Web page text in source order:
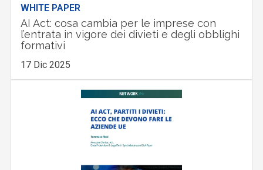
WHITE PAPER
AI Act: cosa cambia per le imprese con
l’entrata in vigore dei divieti e degli obblighi
formativi
17 Dic 2025